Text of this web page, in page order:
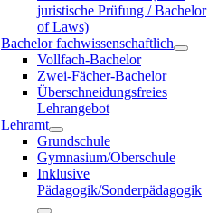
juristische Prüfung / Bachelor
of Laws)
Bachelor fachwissenschaftlich
Vollfach-Bachelor
Zwei-Fächer-Bachelor
Überschneidungsfreies
Lehrangebot
Lehramt
Grundschule
Gymnasium/Oberschule
Inklusive
Pädagogik/Sonderpädagogik